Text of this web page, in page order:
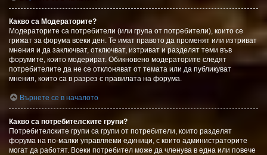
Какво са Модераторите?
Модераторите са потребители (или група от потребители), които се
грижат за форума всеки ден. Те имат правото да променят или изтриват
мнения и да заключват, отключват, изтриват и разделят теми във
форумите, които модерират. Обикновено модераторите следят
потребителите да не се отклоняват от темата или да публикуват
мнения, които са в разрез с правилата на форума.
Върнете се в началото
Какво са потребителските групи?
Потребителските групи са групи от потребители, които разделят
форума на по-малки управляеми единици, с които администраторите
могат да работят. Всеки потребител може да членува в една или повече